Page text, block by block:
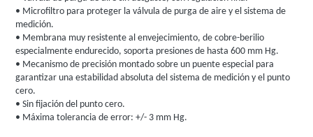
• Microfiltro para proteger la válvula de purga de aire y el sistema de
medición.
• Membrana muy resistente al envejecimiento, de cobre-berilio
especialmente endurecido, soporta presiones de hasta 600 mm Hg.
• Mecanismo de precisión montado sobre un puente especial para
garantizar una estabilidad absoluta del sistema de medición y el punto
cero.
• Sin fijación del punto cero.
• Máxima tolerancia de error: +/- 3 mm Hg.